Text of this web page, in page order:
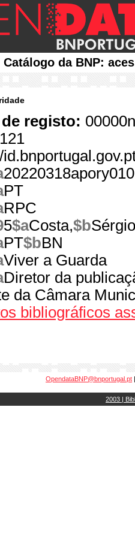
Catálogo da BNP:
registo:
PT
RPC
5$aCosta,$bSérgio
PT$bBN
Viver a Guarda
Diretor da
da Câmara
bibliográficos
OpendataBNP@bnportugal.pt
2003 |